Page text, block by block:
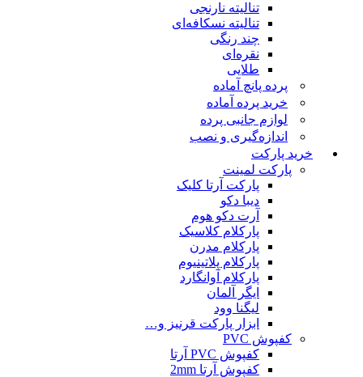
تنالیته نارنجی
تنالیته نسکافه‌ای
چند رنگی
نقره‌ای
طلایی
پرده پانچ آماده
خرید پرده آماده
لوازم جانبی پرده
اندازه‌گیری و نصب
خرید پارکت
پارکت لمینت
پارکت آرتا کلیک
دیبا دکو
آرت دکو هوم
پارکلام کلاسیک
پارکلام مدرن
پارکلام پلاتینیوم
پارکلام آوانگارد
ایگر آلمان
لیگنا وود
ابزار پارکت قرنیز و…
کفپوش PVC
کفپوش PVC آرتا
کفپوش آرتا 2mm